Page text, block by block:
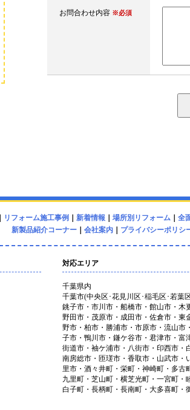
お問合わせ内容 ※必須
リフォーム施工事例 新着情報 場所別リフォーム｜ 全
新製品紹介コーナー
会社案内 プライバシーポリシ
対応エリア
千葉県内
千葉市(中央区･花見川区･稲毛区･若葉
銚子市・市川市・船橋市・館山市・木
野田市・茂原市・成田市・佐倉市・東
野市・柏市・勝浦市・市原市・流山市
子市・鴨川市・鎌ケ谷市・君津市・富
街道市・袖ケ浦市・八街市・印西市・
南房総市・匝瑳市・香取市・山武市・
里市・酒々井町・栄町・神崎町・多古
九里町・芝山町・横芝光町・一宮町・
白子町・長柄町・長南町・大多喜町・